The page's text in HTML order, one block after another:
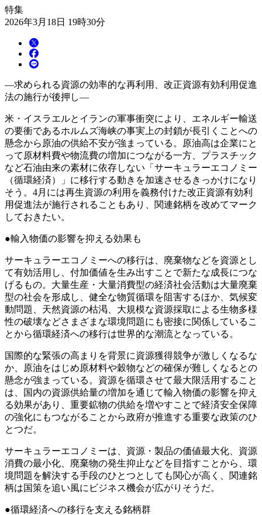
特集
2026年3月18日 19時30分
―求められる資源の効率的な再利用、改正資源有効利用促進
法の施行が後押し―
米・イスラエルとイランの軍事衝突により、エネルギー輸送
の要衝であるホルムズ海峡の事実上の封鎖が長引くことへの
懸念から原油の供給不安が強まっている。原油高は企業にと
って原材料費や物流費の増加につながる一方、プラスチック
など石油由来の素材に依存しない「サーキュラーエコノミー
（循環経済）」に移行する動きを加速させるきっかけになり
そう。4月には再生資源の利用を義務付けた改正資源有効利
用促進法が施行されることもあり、関連銘柄を改めてマーク
しておきたい。
●輸入物価の影響を抑える効果も
サーキュラーエコノミーへの移行は、廃棄物などを資源とし
て有効活用し、付加価値を生み出すことで新たな成長につな
げるもの。大量生産・大量消費型の経済社会活動は大量廃棄
型の社会を形成し、健全な物質循環を阻害するほか、気候変
動問題、天然資源の枯渇、大規模な資源採取による生物多様
性の破壊などさまざまな環境問題にも密接に関係しているこ
とから循環経済への移行は世界的な潮流となっている。
国際的な緊張の高まりを背景に資源獲得競争が激しくなるな
か、原油をはじめ原材料や穀物などの確保が難しくなるとの
懸念が強まっている。資源を循環させて最大限活用すること
は、国内の資源供給量の増加を通じて輸入物価の影響を抑え
る効果があり、重要鉱物の供給を増やすことで経済安全保障
の強化にもつながることから政府が推進する重要な政策のひ
とつだ。
サーキュラーエコノミーは、資源・製品の価値最大化、資源
消費の最小化、廃棄物の発生抑止などを目指すことから、環
境問題を解決する手段のひとつとしても関心が高く、関連銘
柄は国策を追い風にビジネス機会が広がりそうだ。
●循環経済への移行を支える銘柄群